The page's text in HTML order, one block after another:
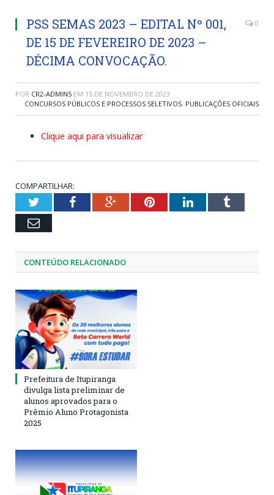
PSS SEMAS 2023 – EDITAL Nº 001,
DE 15 DE FEVEREIRO DE 2023 –
DÉCIMA CONVOCAÇÃO.
0
POR CR2-ADMIN5 EM 15 DE NOVEMBRO DE 2023
CONCURSOS PÚBLICOS E PROCESSOS SELETIVOS, PUBLICAÇÕES OFICIAIS
Clique aqui para visualizar
COMPARTILHAR:
TwitterFacebookGoogle+PinterestLinkedInTumblr
Email
CONTEÚDO RELACIONADO
Prefeitura de Itupiranga
divulga lista preliminar de
alunos aprovados para o
Prêmio Aluno Protagonista
2025